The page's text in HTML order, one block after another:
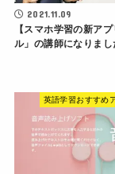
2021.11.09
【スマホ学習の新ア
ル」の講師になりまし
英語学習おすすめ